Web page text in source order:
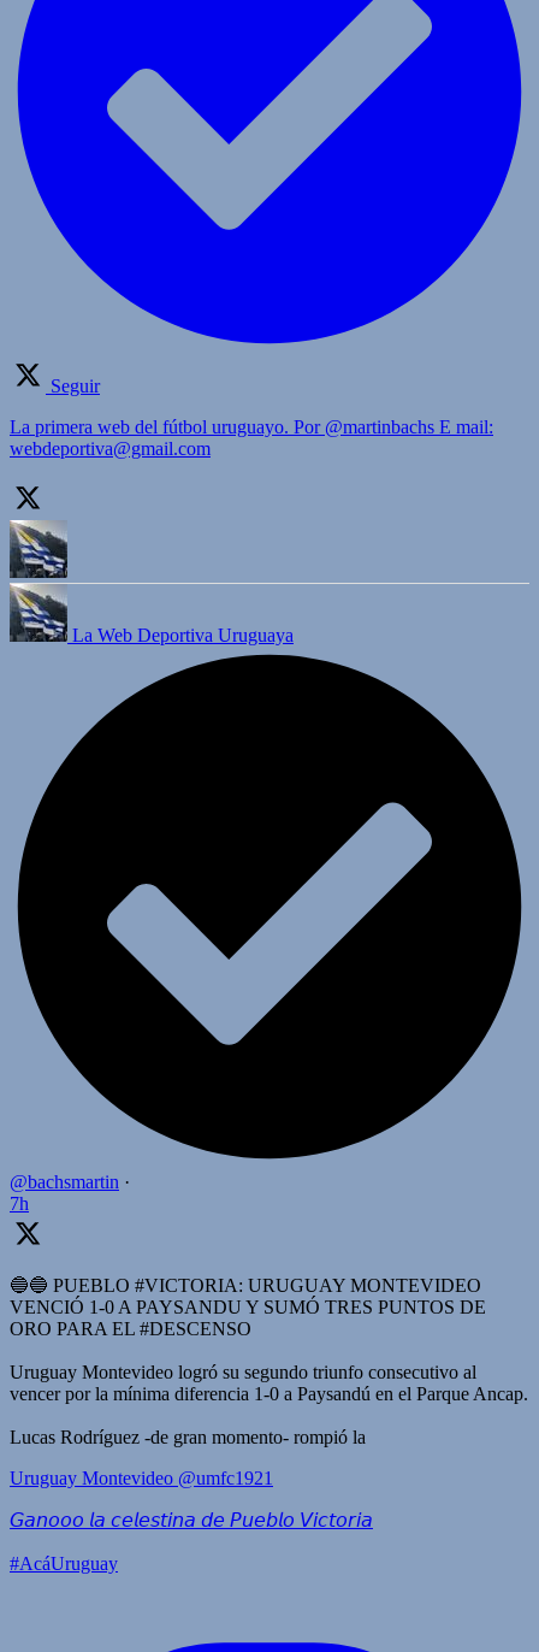
Seguir
La primera web del fútbol uruguayo. Por @martinbachs E mail:
webdeportiva@gmail.com
La Web Deportiva Uruguaya
@bachsmartin ·
7h
🔵🔵 PUEBLO #VICTORIA: URUGUAY MONTEVIDEO
VENCIÓ 1-0 A PAYSANDU Y SUMÓ TRES PUNTOS DE
ORO PARA EL #DESCENSO
Uruguay Montevideo logró su segundo triunfo consecutivo al
vencer por la mínima diferencia 1-0 a Paysandú en el Parque Ancap.
Lucas Rodríguez -de gran momento- rompió la
Uruguay Montevideo @umfc1921
𝘎𝘢𝘯𝘰𝘰𝘰 𝘭𝘢 𝘤𝘦𝘭𝘦𝘴𝘵𝘪𝘯𝘢 𝘥𝘦 𝘗𝘶𝘦𝘣𝘭𝘰 𝘝𝘪𝘤𝘵𝘰𝘳𝘪𝘢
#AcáUruguay